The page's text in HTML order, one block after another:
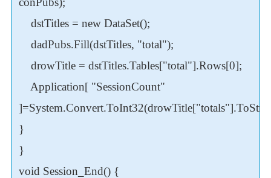
dstTitles = new DataSet();
dadPubs.Fill(dstTitles, "total");
drowTitle = dstTitles.Tables["total"].Rows[0];
Application[ "SessionCount"
}
}
void Session_End() {